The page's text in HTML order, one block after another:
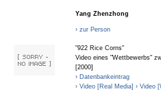
Yang Zhenzhong
› zur Person
"922 Rice Corns"
Video eines "Wettbewerbs"
[2000]
› Datenbankeintrag
› Video [Real Media] › Video